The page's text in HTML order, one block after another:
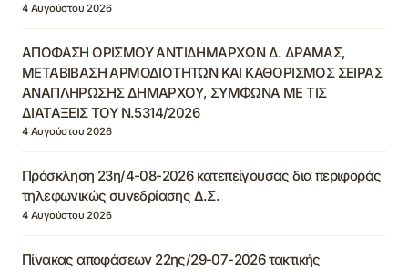
4 Αυγούστου 2026
ΑΠΟΦΑΣΗ ΟΡΙΣΜΟΥ ΑΝΤΙΔΗΜΑΡΧΩΝ Δ. ΔΡΑΜΑΣ,
ΜΕΤΑΒΙΒΑΣΗ ΑΡΜΟΔΙΟΤΗΤΩΝ ΚΑΙ ΚΑΘΟΡΙΣΜΟΣ ΣΕΙΡΑΣ
ΑΝΑΠΛΗΡΩΣΗΣ ΔΗΜΑΡΧΟΥ, ΣΥΜΦΩΝΑ ΜΕ ΤΙΣ
ΔΙΑΤΑΞΕΙΣ ΤΟΥ Ν.5314/2026
4 Αυγούστου 2026
Πρόσκληση 23η/4-08-2026 κατεπείγουσας δια περιφοράς
τηλεφωνικώς συνεδρίασης Δ.Σ.
4 Αυγούστου 2026
Πίνακας αποφάσεων 22ης/29-07-2026 τακτικής